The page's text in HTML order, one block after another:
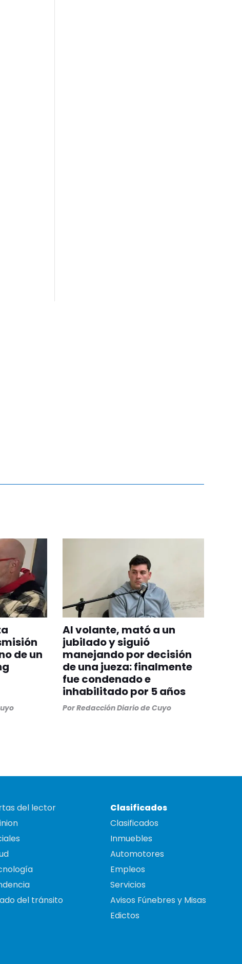
de un
Al volante, mató a un
jubilado y siguió
manejando por decisión
de una jueza: finalmente
fue condenado e
inhabilitado por 5 años
PorRedacción Diario de Cuyo
del lector
del tránsito
Clasificados
Clasificados
Inmuebles
Automotores
Empleos
Servicios
Avisos Fúnebres y Misas
Edictos